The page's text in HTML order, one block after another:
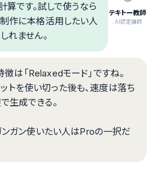
テキトー教師
.AI認定講師
です。試しで使うなら
作に本格活用したい人
れません。
は「Relaxedモード」ですね。
トを使い切った後も、速度は落ち
生成できる。
ガン使いたい人はProの一択だ